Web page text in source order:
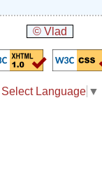
© Vlad
Select Language ▼